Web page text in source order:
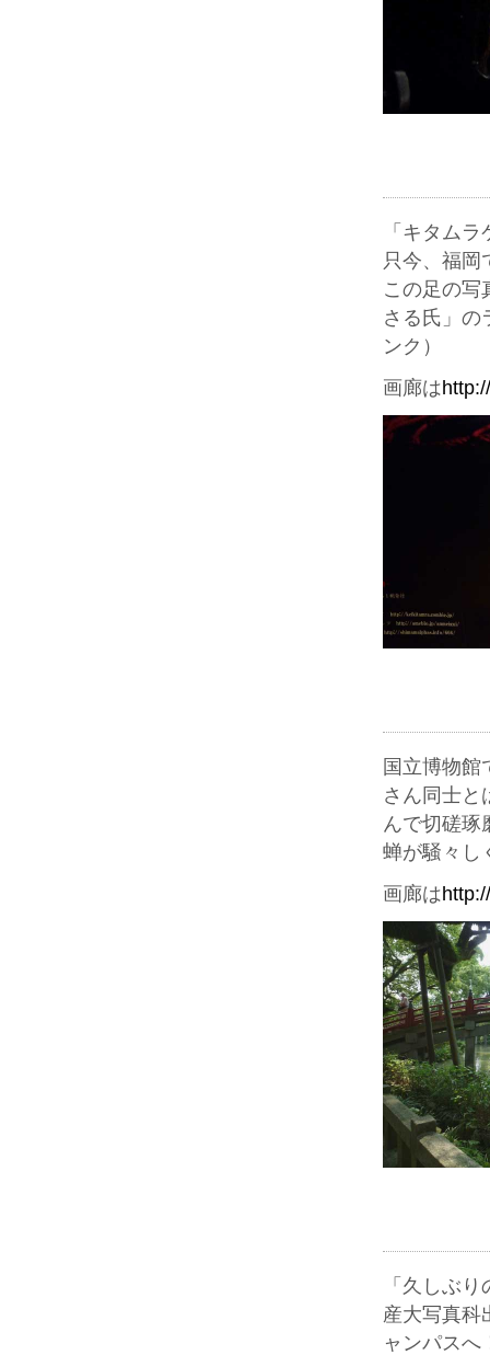
「キタム
只今、福岡
この足の写
さる氏」の
ンク）
画廊は
国立博物館
さん同士と
んで切磋琢
蝉が騒々し
画廊は
「久しぶ
産大写真科
ャンパスへ